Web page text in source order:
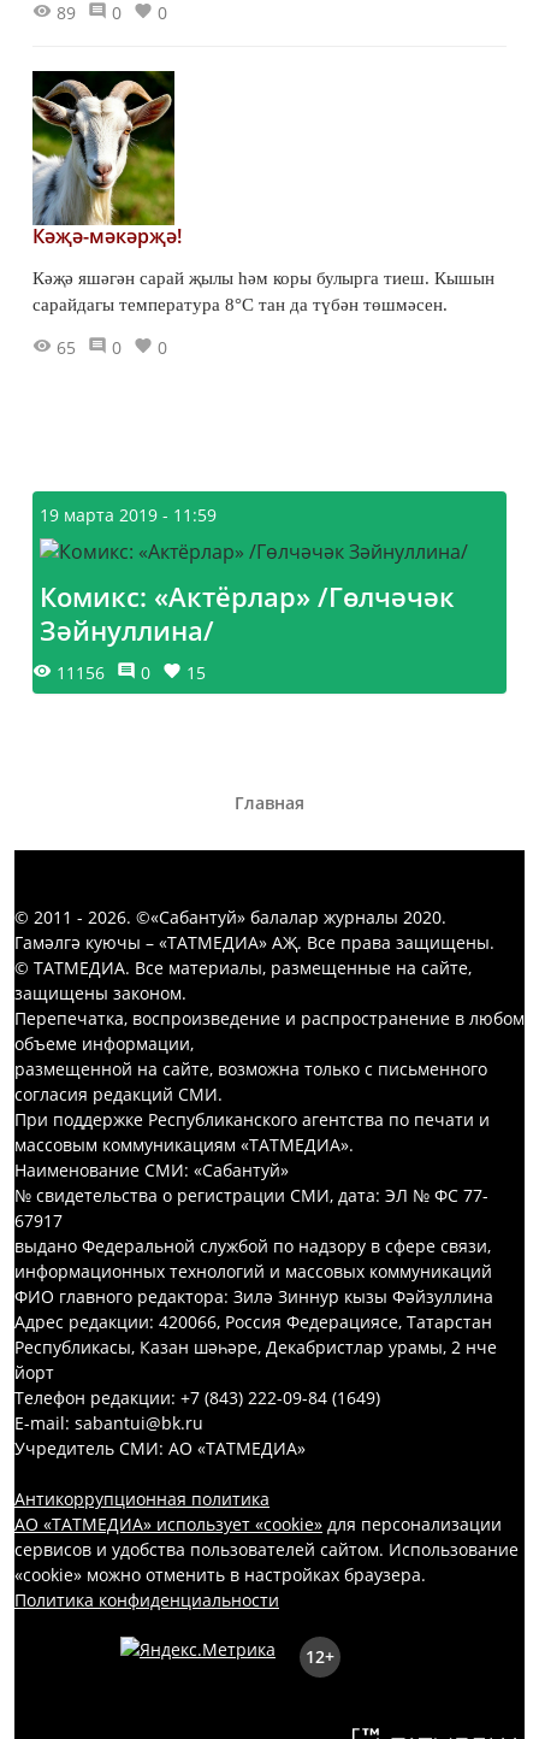
89 0 0
Кәҗә-мәкәрҗә!
Кәҗә яшәгән сарай җылы һәм коры булырга тиеш. Кышын
сарайдагы температура 8°С тан да түбән төшмәсен.
65 0 0
19 марта 2019 - 11:59
Комикс: «Актёрлар» /Гөлчәчәк
Зәйнуллина/
11156 0 15
Главная
© 2011 - 2026. ©«Сабантуй» балалар журналы 2020.
Гамәлгә куючы – «ТАТМЕДИА» АҖ. Все права защищены.
© ТАТМЕДИА. Все материалы, размещенные на сайте,
защищены законом.
Перепечатка, воспроизведение и распространение в любом
объеме информации,
размещенной на сайте, возможна только с письменного
согласия редакций СМИ.
При поддержке Республиканского агентства по печати и
массовым коммуникациям «ТАТМЕДИА».
Наименование СМИ: «Сабантуй»
№ свидетельства о регистрации СМИ, дата: ЭЛ № ФС 77-
67917
выдано Федеральной службой по надзору в сфере связи,
информационных технологий и массовых коммуникаций
ФИО главного редактора: Зилә Зиннур кызы Фәйзуллина
Адрес редакции: 420066, Россия Федерациясе, Татарстан
Республикасы, Казан шәһәре, Декабристлар урамы, 2 нче
йорт
Телефон редакции: +7 (843) 222-09-84 (1649)
E-mail: sabantui@bk.ru
Учредитель СМИ: АО «ТАТМЕДИА»
Антикоррупционная политика
АО «ТАТМЕДИА» использует «cookie» для персонализации
сервисов и удобства пользователей сайтом. Использование
«cookie» можно отменить в настройках браузера.
Политика конфиденциальности
12+